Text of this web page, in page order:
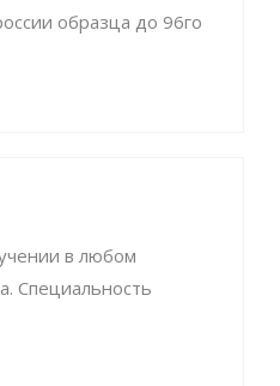
образца до 96го
в любом
Специальность